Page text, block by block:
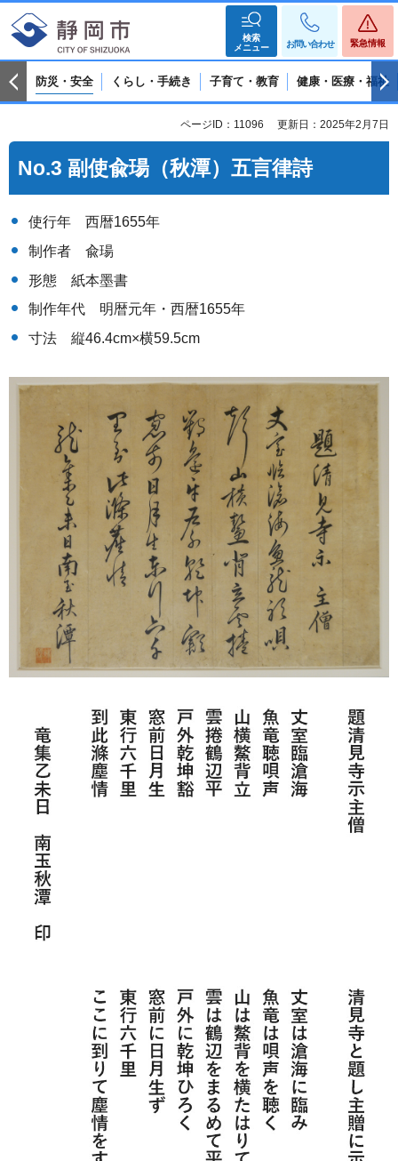
検索
メニュー
お問い合わせ 緊急情報
防災・安全 くらし・手続き 子育て・教育 健康・医療・福祉
ページID：11096 更新日：2025年2月7日
No.3 副使兪瑒（秋潭）五言律詩
使行年 西暦1655年
制作者 兪瑒
形態 紙本墨書
制作年代 明暦元年・西暦1655年
寸法 縦46.4cm×横59.5cm